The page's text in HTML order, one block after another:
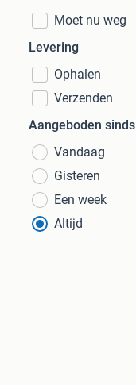
Moet nu weg
Levering
Ophalen
Verzenden
Aangeboden sinds
Vandaag
Gisteren
Een week
Altijd